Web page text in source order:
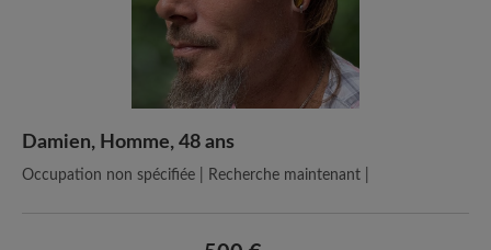
Damien, Homme, 48 ans
Occupation non spécifiée | Recherche maintenant |